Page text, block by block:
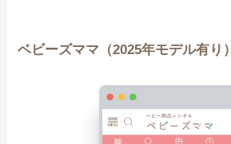
ベビーズママ（2025年モデル有り）